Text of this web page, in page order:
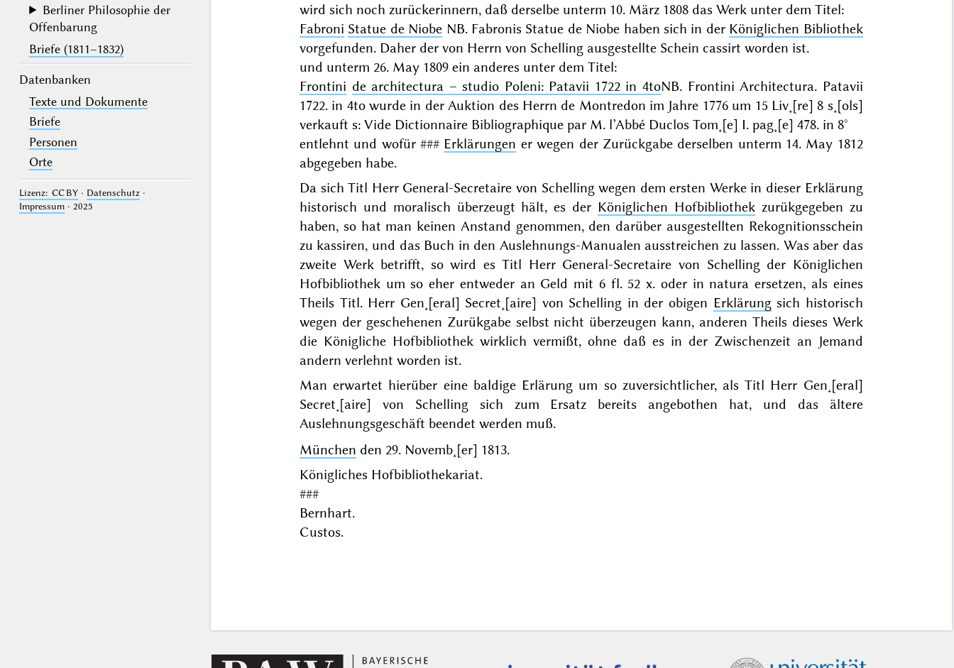
Berliner Philosophie der
Offenbarung
Briefe (1811–1832)
Datenbanken
Texte und Dokumente
Briefe
Personen
Orte
Lizenz: CC BY· Datenschutz·
Impressum· 2025
wird sich noch zurückerinnern, daß derselbe unterm 10. März 1808das Werk unter dem Titel:
Fabroni Statue de Niobe NB. Fabronis Statue de Niobe haben sich in der Königlichen Bibliothek
vorgefunden. Daher der von Herrn von Schelling ausgestellte Schein cassirt worden ist.
und unterm 26. May 1809ein anderes unter dem Titel:
Frontini de architectura – studio Poleni: Patavii 1722 in 4toNB. Frontini Architectura. Patavii
1722. in 4to wurde in der Auktion des Herrn de Montredon im Jahre 1776 um 15 Liv˖[re] 8 s˖[ols]
verkauft s: Vide Dictionnaire Bibliographique par M. l’Abbé Duclos Tom˖[e] I. pag˖[e] 478. in 8°
entlehnt und wofür### Erklärungen er wegen der Zurückgabe derselben unterm 14. May 1812
abgegeben habe.
Da sich Titl Herr General-Secretaire von Schelling wegen dem ersten Werke in dieser Erklärung
historisch und moralisch überzeugt hält, es der Königlichen Hofbibliothekzurükgegeben zu
haben, so hat man keinen Anstand genommen, den darüber ausgestellten Rekognitionsschein
zu kassiren, und das Buch in den Auslehnungs-Manualen ausstreichen zu lassen. Was aber das
zweite Werk betrifft, so wird es Titl Herr General-Secretaire von Schelling der Königlichen
Hofbibliothek um so eher entweder an Geld mit 6 fl. 52 x. oder in natura ersetzen, als eines
Theils Titl. Herr Gen˖[eral] Secret˖[aire] von Schelling in der obigen Erklärung sich historisch
wegen der geschehenen Zurükgabe selbst nicht überzeugen kann, anderen Theils dieses Werk
die Königliche Hofbibliothek wirklich vermißt, ohne daß es in der Zwischenzeit an Jemand
andern verlehnt worden ist.
Man erwartet hierüber eine baldige Erlärung um so zuversichtlicher, als Titl Herr Gen˖[eral]
Secret˖[aire] von Schelling sich zum Ersatz bereits angebothen hat, und das ältere
Auslehnungsgeschäft beendet werden muß.
München den 29. Novemb˖[er] 1813.
Königliches Hofbibliothekariat.
###
Bernhart.
Custos.